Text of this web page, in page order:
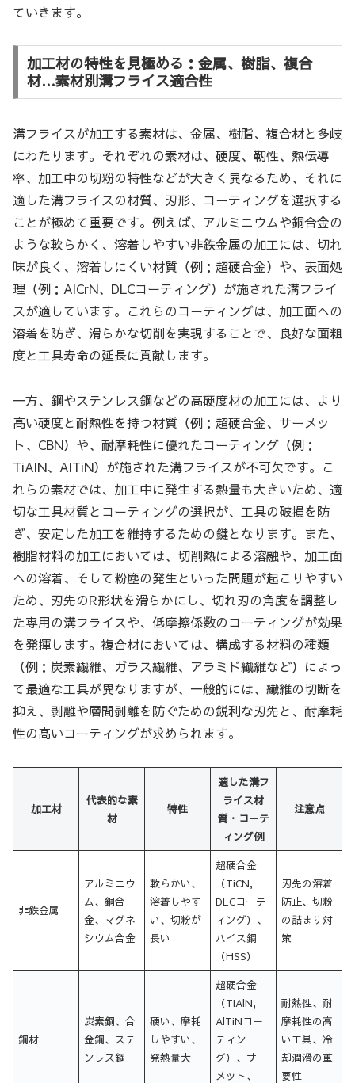
ていきます。
加工材の特性を見極める：金属、樹脂、複合
材…素材別溝フライス適合性
溝フライスが加工する素材は、金属、樹脂、複合材と多岐
にわたります。それぞれの素材は、硬度、靭性、熱伝導
率、加工中の切粉の特性などが大きく異なるため、それに
適した溝フライスの材質、刃形、コーティングを選択する
ことが極めて重要です。例えば、アルミニウムや銅合金の
ような軟らかく、溶着しやすい非鉄金属の加工には、切れ
味が良く、溶着しにくい材質（例：超硬合金）や、表面処
理（例：AlCrN、DLCコーティング）が施された溝フライ
スが適しています。これらのコーティングは、加工面への
溶着を防ぎ、滑らかな切削を実現することで、良好な面粗
度と工具寿命の延長に貢献します。
一方、鋼やステンレス鋼などの高硬度材の加工には、より
高い硬度と耐熱性を持つ材質（例：超硬合金、サーメッ
ト、CBN）や、耐摩耗性に優れたコーティング（例：
TiAlN、AlTiN）が施された溝フライスが不可欠です。こ
れらの素材では、加工中に発生する熱量も大きいため、適
切な工具材質とコーティングの選択が、工具の破損を防
ぎ、安定した加工を維持するための鍵となります。また、
樹脂材料の加工においては、切削熱による溶融や、加工面
への溶着、そして粉塵の発生といった問題が起こりやすい
ため、刃先のR形状を滑らかにし、切れ刃の角度を調整し
た専用の溝フライスや、低摩擦係数のコーティングが効果
を発揮します。複合材においては、構成する材料の種類
（例：炭素繊維、ガラス繊維、アラミド繊維など）によっ
て最適な工具が異なりますが、一般的には、繊維の切断を
抑え、剥離や層間剥離を防ぐための鋭利な刃先と、耐摩耗
性の高いコーティングが求められます。
加工材
代表的な素
材
特性
適した溝フ
ライス材
質・コーテ
ィング例
注意点
非鉄金属
アルミニウ
ム、銅合
金、マグネ
シウム合金
軟らかい、
溶着しやす
い、切粉が
長い
超硬合金
（TiCN,
DLCコーテ
ィング）、
ハイス鋼
（HSS）
刃先の溶着
防止、切粉
の詰まり対
策
鋼材
炭素鋼、合
金鋼、ステ
ンレス鋼
硬い、摩耗
しやすい、
発熱量大
超硬合金
（TiAlN,
AlTiNコー
ティン
グ）、サー
メット、
耐熱性、耐
摩耗性の高
い工具、冷
却潤滑の重
要性